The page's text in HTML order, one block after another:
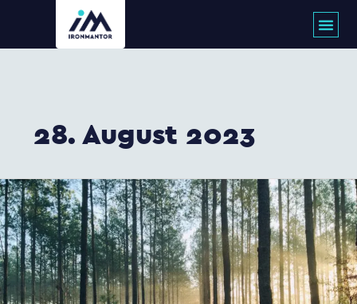
28. August 2023
Wald
und
Würstchenblick